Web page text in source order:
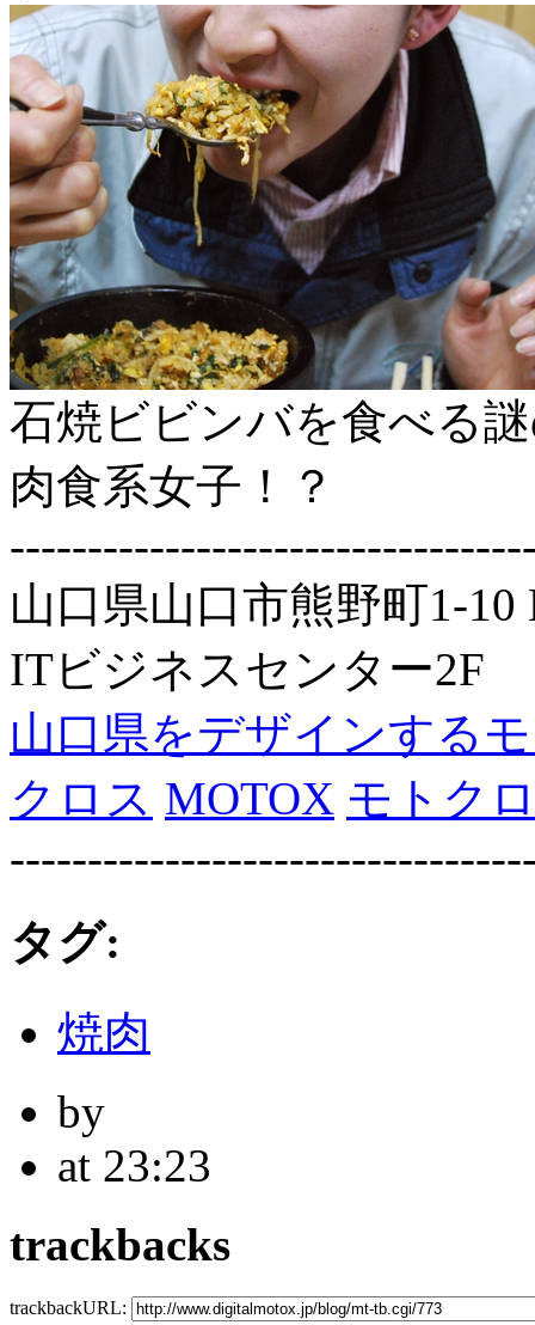
石焼ビビンバを食べる
肉食系女子！？
山口県山口市熊野町1-
ITビジネスセンター2F
山口県をデザインする
クロス MOTOX モトク
タグ:
焼肉
by
at 23:23
trackbacks
trackbackURL: